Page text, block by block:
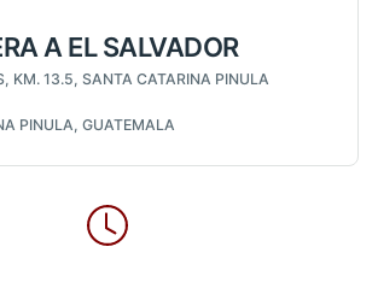
A EL SALVADOR
KM. 13.5, SANTA CATARINA PINULA
PINULA, GUATEMALA